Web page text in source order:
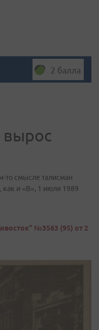
2 балла
то смысле талисман
как и «В», 1 июля 1989
№3563 (95) от 2